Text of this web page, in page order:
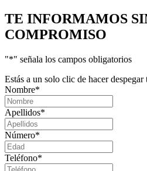
TE INFORMAMOS
COMPROMISO
"*" señala los campos obligatorios
Estás a un solo clic de hacer
Nombre*
Apellidos*
Número*
Teléfono*